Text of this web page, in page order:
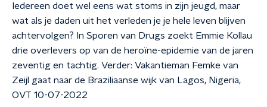
Iedereen doet wel eens wat stoms in zijn jeugd, maar
wat als je daden uit het verleden je je hele leven blijven
achtervolgen? In Sporen van Drugs zoekt Emmie Kollau
drie overlevers op van de heroïne-epidemie van de jaren
zeventig en tachtig. Verder: Vakantieman Femke van
Zeijl gaat naar de Braziliaanse wijk van Lagos, Nigeria,
OVT 10-07-2022